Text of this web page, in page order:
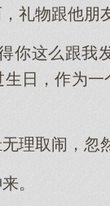
礼物跟他朋
你这么跟我
日，作为
理取闹，忽
。